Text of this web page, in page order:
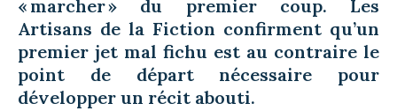
« marcher » du premier coup. Les
Artisans de la Fiction confirment qu’un
premier jet mal fichu est au contraire le
point de départ nécessaire pour
développer un récit abouti.